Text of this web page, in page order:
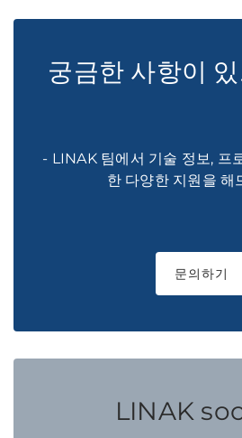
궁금한 사항이
- LINAK 팀에서 기술 정보, 프
한 다양한 지원을 해
문의하기
LINAK